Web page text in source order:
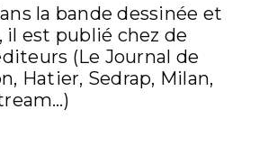
la bande dessinée et
il est publié chez de
(Le Journal de
Hatier, Sedrap, Milan,